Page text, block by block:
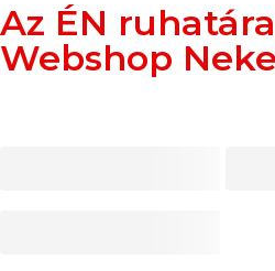
Az ÉN
Webshop